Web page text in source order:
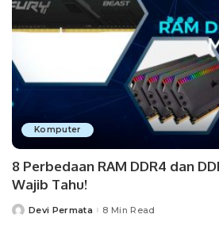
Komputer
8 Perbedaan RAM DDR4 dan
Wajib Tahu!
PostedDevi Permata 8 Min Read